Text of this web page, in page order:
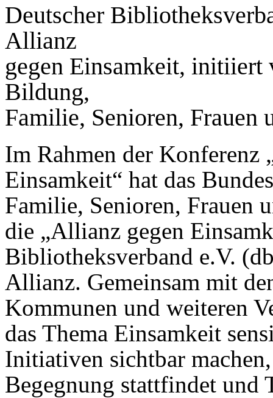
Deutscher
Allianz
gegen Einsamkeit,
Bildung,
Familie, Senioren, Frauen
Im Rahmen der Konferenz
Einsamkeit“ hat das
Familie, Senioren, Frauen
die „Allianz gegen
Bibliotheksverband e.V.
Allianz. Gemeinsam mit
Kommunen und weiteren
das Thema Einsamkeit
Initiativen sichtbar
Begegnung stattfindet und